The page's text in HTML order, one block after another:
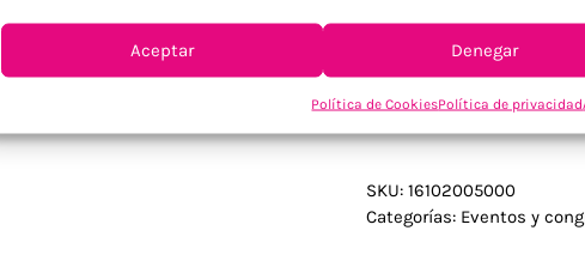
Aceptar Denegar
Política de CookiesPolítica de privacidad
la seguridad del
demuestran
SKU: 16102005000
Categorías: Eventos y